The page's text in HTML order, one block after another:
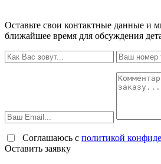
Оставьте свои контактные данные и
ближайшее время для обсуждения
Соглашаюсь с политикой
Оставить заявку